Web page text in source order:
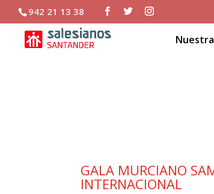
942 21 13 38
GALA MURCIANO
INTERNACIONAL